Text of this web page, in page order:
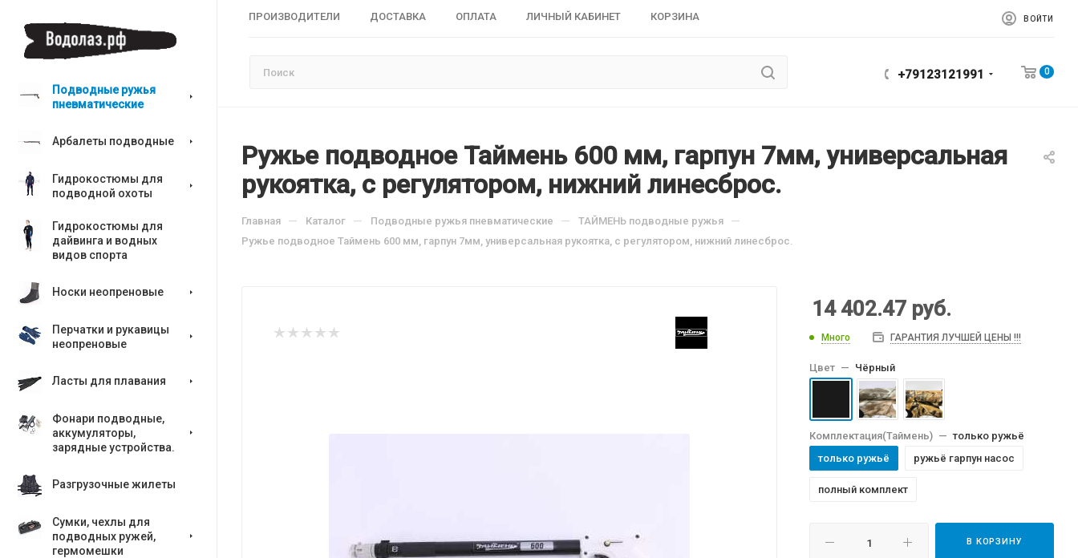
ПРОИЗВОДИТЕЛИ ДОСТАВКА ОПЛАТА ЛИЧНЫЙ КАБИНЕТ КОРЗИНА ВОЙТИ
+79123121991 0
Подводные ружья
пневматические
Арбалеты подводные
Гидрокостюмы для
подводной охоты
Гидрокостюмы для
дайвинга и водных
видов спорта
Носки неопреновые
Перчатки и рукавицы
неопреновые
Ласты для плавания
Фонари подводные,
аккумуляторы,
зарядные устройства.
Разгрузочные жилеты
Сумки, чехлы для
подводных ружей,
гермомешки
Ружье подводное Таймень 600 мм, гарпун 7мм, универсальная
рукоятка, с регулятором, нижний линесброс.
Главная — Каталог — Подводные ружья пневматические — ТАЙМЕНЬ подводные ружья —
Ружье подводное Таймень 600 мм, гарпун 7мм, универсальная рукоятка, с регулятором, нижний линесброс.
14 402.47 руб.
Много ГАРАНТИЯ ЛУЧШЕЙ ЦЕНЫ !!!
Цвет — Чёрный
Комплектация(Таймень) — только ружьё
только ружьё
ружьё гарпун насос
полный комплект
В КОРЗИНУ